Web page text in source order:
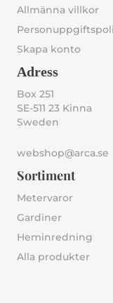
Allmänna villkor
Skapa konto
Adress
Box 251
SE-511 23 Kinna
Sweden
webshop@arca.se
Sortiment
Metervaror
Gardiner
Heminredning
Alla produkter